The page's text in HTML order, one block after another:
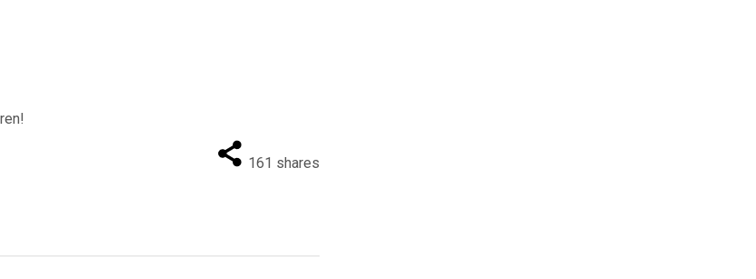
161 shares